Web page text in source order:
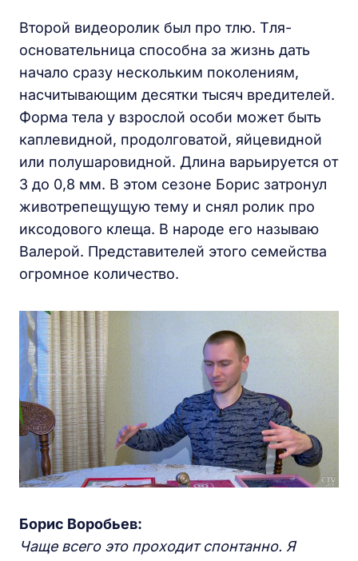
Второй видеоролик был про тлю. Тля-
основательница способна за жизнь дать
начало сразу нескольким поколениям,
насчитывающим десятки тысяч вредителей.
Форма тела у взрослой особи может быть
каплевидной, продолговатой, яйцевидной
или полушаровидной. Длина варьируется от
3 до 0,8 мм. В этом сезоне Борис затронул
животрепещущую тему и снял ролик про
иксодового клеща. В народе его называю
Валерой. Представителей этого семейства
огромное количество.
Борис Воробьев:
Чаще всего это проходит спонтанно. Я